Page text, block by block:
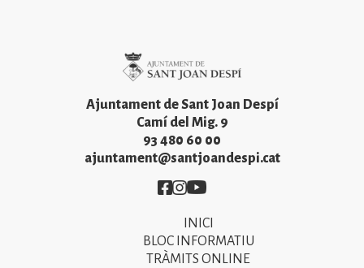
Ajuntament de Sant Joan Despí
Camí del Mig. 9
93 480 60 00
ajuntament@santjoandespi.cat
Imatge
Imatge
Imatge
INICI
BLOC INFORMATIU
TRÀMITS ONLINE